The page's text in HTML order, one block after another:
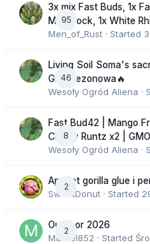
95
3x mix Fast Buds, 1x
Moonrock, 1x White
Men_of_Rust · Started
46
Living Soil Soma's
GHS sezonowa🔥
Wesoły Ogród Aliena ·
8
Fast Bud42 | Mango
Cherry Runtz x2 |
Wesoły Ogród Aliena ·
2
Apricot gorilla glue i
SweetDonut · Started
2
Outdoor 2026
Marcel852 · Started